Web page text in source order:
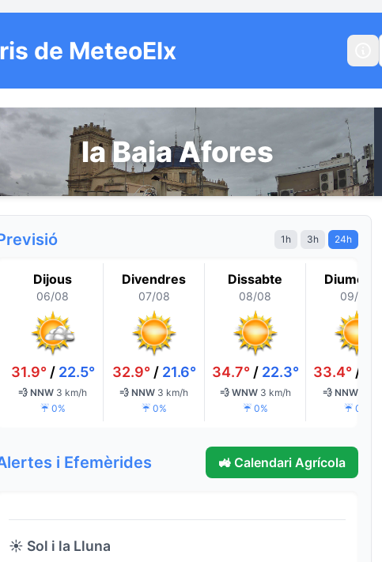
de MeteoElx
la Baia Afores
1h 3h 24h
Dijous
06/08
31.9° / 22.5°
💨 NNW 3 km/h
☔ 0%
Divendres
07/08
32.9° / 21.6°
💨 NNW 3 km/h
☔ 0%
Dissabte
08/08
34.7° / 22.3°
💨 WNW 3 km/h
☔ 0%
Diumenge
09/08
33.4° /
💨 NNW
☔ 0%
i Efemèrides 🚜 Calendari Agrícola
☀️ Sol i la Lluna